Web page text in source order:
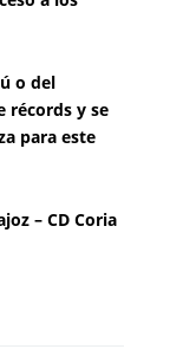
o del
récords y se
para este
– CD Coria